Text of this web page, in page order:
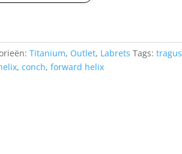
Titanium, Outlet, Labrets Tags: tragus
, conch, forward helix